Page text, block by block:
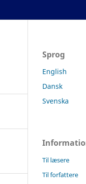
Sprog
English
Dansk
Svenska
Til læsere
Til forfattere